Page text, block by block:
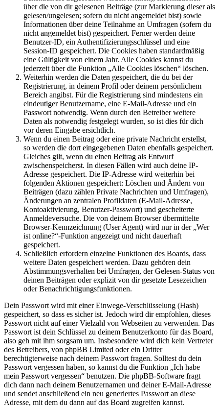
über die von dir gelesenen Beiträge (zur Markierung dieser als
gelesen/ungelesen; sofern du nicht angemeldet bist) sowie
Informationen über deine Teilnahme an Umfragen (sofern du
nicht angemeldet bist) gespeichert. Ferner werden deine
Benutzer-ID, ein Authentifizierungsschlüssel und eine
Session-ID gespeichert. Die Cookies haben standardmäßig
eine Gültigkeit von einem Jahr. Alle Cookies kannst du
jederzeit über die Funktion „Alle Cookies löschen“ löschen.
Weiterhin werden die Daten gespeichert, die du bei der
Registrierung, in deinem Profil oder deinem persönlichem
Bereich angibst. Für die Registrierung sind mindestens ein
eindeutiger Benutzername, eine E-Mail-Adresse und ein
Passwort notwendig. Wenn durch den Betreiber weitere
Daten als notwendig festgelegt wurden, so ist dies für dich
vor deren Eingabe ersichtlich.
Wenn du einen Beitrag oder eine private Nachricht erstellst,
so werden die dort eingegebenen Daten ebenfalls gespeichert.
Gleiches gilt, wenn du einen Beitrag als Entwurf
zwischenspeicherst. In diesen Fällen wird auch deine IP-
Adresse gespeichert. Die IP-Adresse wird weiterhin bei
folgenden Aktionen gespeichert: Löschen und Ändern von
Beiträgen (dazu zählen Private Nachrichten und Umfragen),
Änderungen an zentralen Profildaten (E-Mail-Adresse,
Kontoaktivierung, Benutzer-Passwort) und gescheiterte
Anmeldeversuche. Die von deinem Browser übermittelte
Browser-Kennzeichnung (User Agent) wird nur in der „Wer
ist online?“-Funktion angezeigt und nicht dauerhaft
gespeichert.
Schließlich erfordern einzelne Funktionen des Boards, dass
weitere Daten gespeichert werden. Dazu gehören dein
Abstimmungsverhalten bei Umfragen, der Gelesen-Status von
deinen Beiträgen oder explizit von dir gesetzte Lesezeichen
oder Benachrichtigungsfunktionen.
Dein Passwort wird mit einer Einwege-Verschlüsselung (Hash)
gespeichert, so dass es sicher ist. Jedoch wird dir empfohlen, dieses
Passwort nicht auf einer Vielzahl von Webseiten zu verwenden. Das
Passwort ist dein Schlüssel zu deinem Benutzerkonto für das Board,
also geh mit ihm sorgsam um. Insbesondere wird dich kein Vertreter
des Betreibers, von phpBB Limited oder ein Dritter
berechtigterweise nach deinem Passwort fragen. Solltest du dein
Passwort vergessen haben, so kannst du die Funktion „Ich habe
mein Passwort vergessen“ benutzen. Die phpBB-Software fragt
dich dann nach deinem Benutzernamen und deiner E-Mail-Adresse
und sendet anschließend ein neu generiertes Passwort an diese
Adresse, mit dem du dann auf das Board zugreifen kannst.